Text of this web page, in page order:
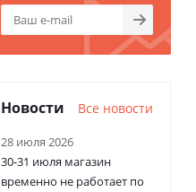
Новости Все новости
28 июля 2026
30-31 июля магазин
временно не работает по